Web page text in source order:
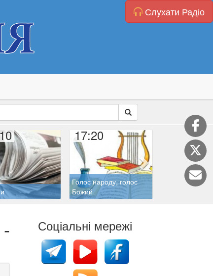
Слухати Радіо
17:20
Голос народу, голос
Божий
17:45
Літургія годин
Соціальні мережі